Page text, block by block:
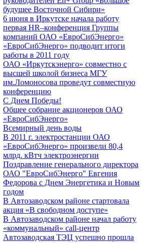
будущее Восточной Сибири»
6 июня в Иркутске начала работу
первая HR–конференция Группы
компаний ОАО «ЕвроСибЭнерго»
«ЕвроСибЭнерго» подводит итоги
работы в 2011 году
ОАО «Иркутскэнерго» совместно с
высшей школой бизнеса МГУ
им.Ломоносова проведут совместную
конференцию
С Днем Победы!
Общее собрание акционеров ОАО
«ЕвроСибЭнерго»
Всемирный день воды
В 2011 г. электростанции ОАО
«ЕвроСибЭнерго» произвели 80,4
млрд. кВтч электроэнергии
Поздравление генерального директора
ОАО "ЕвроСибЭнерго" Евгения
Федорова с Днем Энергетика и Новым
годом
В Автозаводском районе стартовала
акция «В свободном доступе»
В Автозаводском районе начал работу
«коммунальный» call-центр
Автозаводская ТЭЦ успешно прошла